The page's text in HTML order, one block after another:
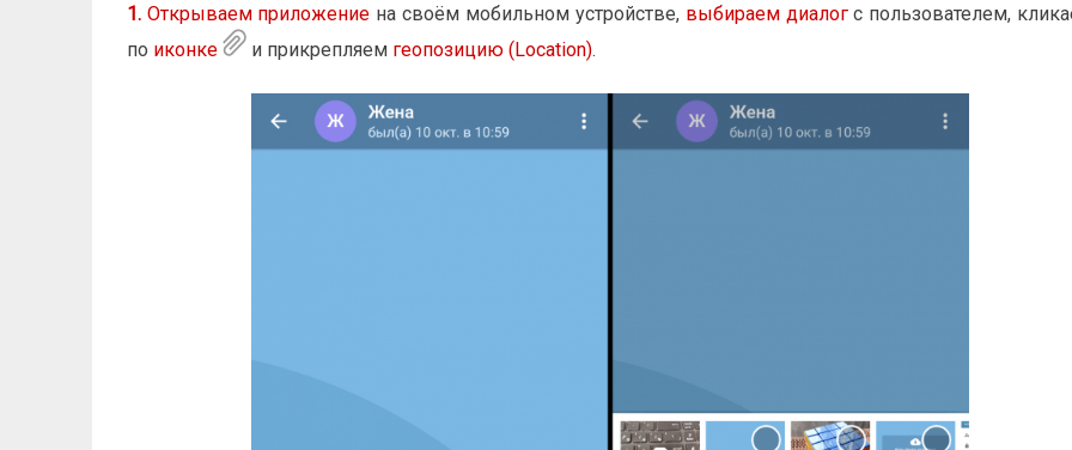
1.Открываем приложение на своём мобильном устройстве, выбираем диалогс пользователем,
по иконке и прикрепляем геопозицию (Location).